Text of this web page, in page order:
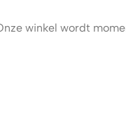
winkel wordt